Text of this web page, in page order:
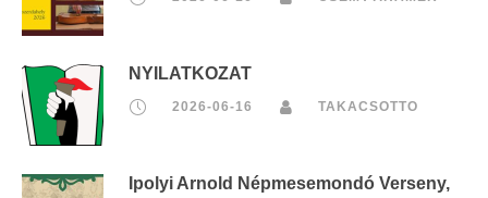
NYILATKOZAT
2026-06-16 TAKACSOTTO
Ipolyi Arnold Népmesemondó Verseny,